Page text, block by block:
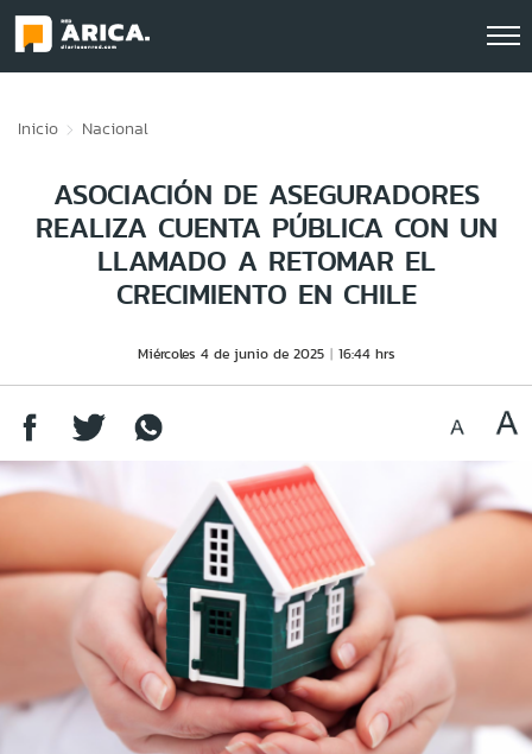
Inicio Nacional
ASOCIACIÓN DE ASEGURADORES
REALIZA CUENTA PÚBLICA CON UN
LLAMADO A RETOMAR EL
CRECIMIENTO EN CHILE
Miércoles 4 de junio de 2025 16:44 hrs